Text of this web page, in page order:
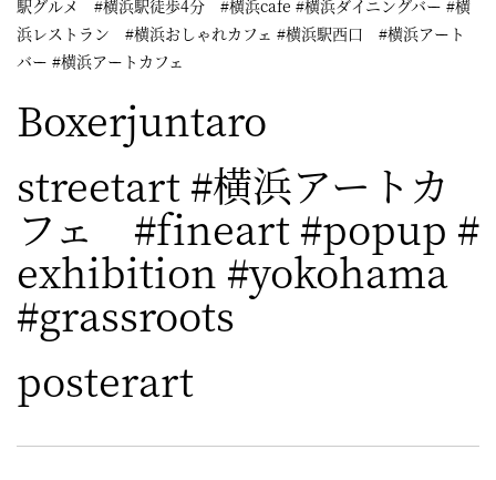
駅グルメ #横浜駅徒歩4分 #横浜cafe #横浜ダイニングバー #横
浜レストラン #横浜おしゃれカフェ #横浜駅西口 #横浜アート
バー #横浜アートカフェ
Boxerjuntaro
streetart #横浜アートカ
フェ #fineart #popup #
exhibition #yokohama
#grassroots
posterart